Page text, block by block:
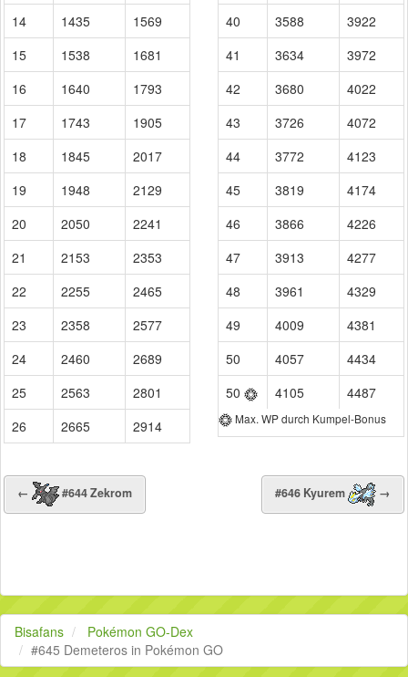
14
1435
1569
15
1538
1681
16
1640
1793
17
1743
1905
18
1845
2017
19
1948
2129
20
2050
2241
21
2153
2353
22
2255
2465
23
2358
2577
24
2460
2689
25
2563
2801
26
2665 2914
40
3588
3922
41
3634
3972
42
3680
4022
43
3726
4072
44
3772
4123
45
3819
4174
46
3866
4226
47
3913
4277
48
3961
4329
49
4009
4381
50
4057
4434
50
4105 4487
Max. WP durch Kumpel-Bonus
← #644 Zekrom #646 Kyurem →
Bisafans
Pokémon GO-Dex
#645 Demeteros in Pokémon GO